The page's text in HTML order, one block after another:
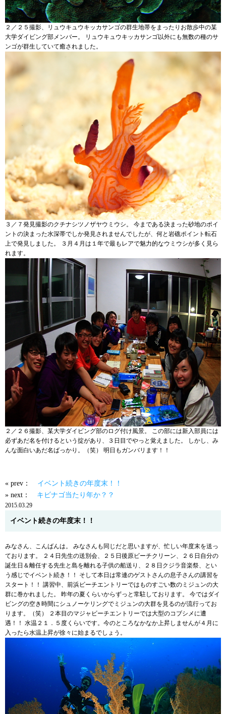
２／２５撮影、リュウキュウキッカサンゴの群生地帯をまったりお散歩中の某
大学ダイビング部メンバー。 リュウキュウキッカサンゴ以外にも無数の種のサ
ンゴが群生していて癒されました。
３／７発見撮影のクチナシツノザヤウミウシ。 今まである決まった砂地のポイ
ントの決まった水深帯でしか発見されませんでしたが、何と岩礁ポイント転石
上で発見しました。 ３月４月は１年で最もレアで魅力的なウミウシが多く見ら
れます。
２／２６撮影、某大学ダイビング部のログ付け風景。 この部には新入部員には
必ずあだ名を付けるという掟があり、３日目でやっと覚えました。 しかし、み
んな面白いあだ名ばっかり。（笑） 明日もガンバリます！！
« prev： イベント続きの年度末！！
» next： キビナゴ当たり年か？？
2015.03.29
イベント続きの年度末！！
みなさん、こんばんは。 みなさんも同じだと思いますが、忙しい年度末を送っ
ております。 ２４日先生の送別会、２５日後原ビーチクリーン、２６日自分の
誕生日＆離任する先生と島を離れる子供の船送り、２８日クジラ音楽祭、とい
う感じでイベント続き！！ そして本日は常連のゲストさんの息子さんの講習を
スタート！！ 講習中、前浜ビーチエントリーではものすごい数のミジュンの大
群に巻かれました。 昨年の夏くらいからずっと常駐しております。 今ではダイ
ビングの空き時間にシュノーケリングでミジュンの大群を見るのが流行ってお
ります。（笑） ２本目のマジャビーチエントリーでは大型のコブシメに遭
遇！！ 水温２１．５度くらいです。今のところなかなか上昇しませんが４月に
入ったら水温上昇が徐々に始まるでしょう。